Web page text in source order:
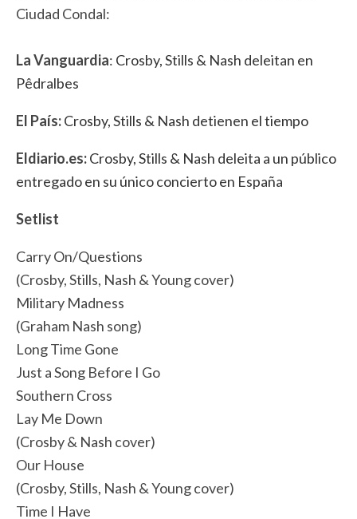
Ciudad Condal:
La Vanguardia: Crosby, Stills & Nash deleitan en
Pêdralbes
El País:Crosby, Stills & Nash detienen el tiempo
Eldiario.es:Crosby, Stills & Nash deleita a un público
entregado en su único concierto en España
Setlist
Carry On/Questions
(Crosby, Stills, Nash & Young cover)
Military Madness
(Graham Nash song)
Long Time Gone
Just a Song Before I Go
Southern Cross
Lay Me Down
(Crosby & Nash cover)
Our House
(Crosby, Stills, Nash & Young cover)
Time I Have